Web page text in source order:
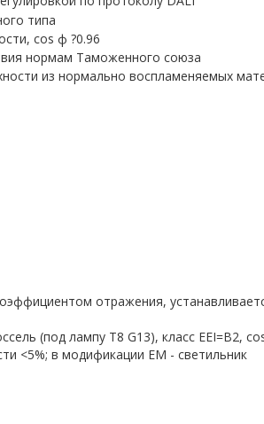
отражения,
(под лампу T8 G13), класс EEI=B2,
<5%; в модификации EM - светильник